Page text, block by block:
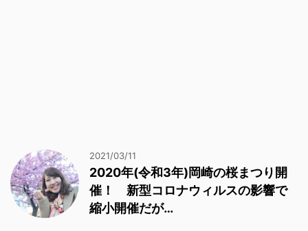
2021/03/11
2020年(令和3年)岡崎の桜まつり開
催！ 新型コロナウィルスの影響で
縮小開催だが…